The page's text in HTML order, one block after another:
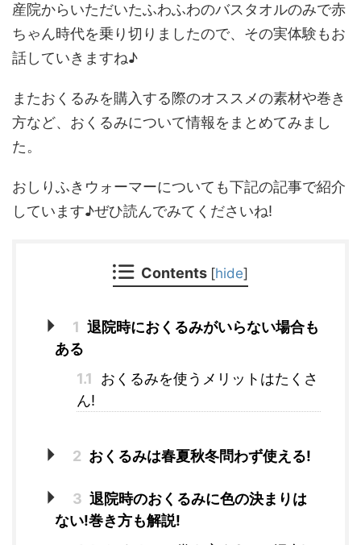
産院からいただいたふわふわのバスタオルのみで赤
ちゃん時代を乗り切りましたので、その実体験もお
話していきますね♪
またおくるみを購入する際のオススメの素材や巻き
方など、おくるみについて情報をまとめてみまし
た。
おしりふきウォーマーについても下記の記事で紹介
しています♪ぜひ読んでみてくださいね!
Contents [hide]
1 退院時におくるみがいらない場合も
ある
1.1
おくるみを使うメリットはたくさ
ん!
2 おくるみは春夏秋冬問わず使える!
3 退院時のおくるみに色の決まりは
ない!巻き方も解説!